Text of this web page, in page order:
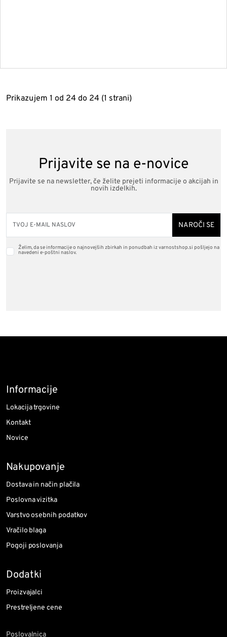
Prikazujem 1 od 24 do 24 (1 strani)
Prijavite se na e-novice
Prijavite se na newsletter, če želite prejeti informacije o akcijah in
novih izdelkih.
NAROČI SE
Želim, da se informacije o najnovejših zbirkah in ponudbah iz varnostshop.si pošljejo na
navedeni e-poštni naslov.
Informacije
Lokacija trgovine
Kontakt
Novice
Nakupovanje
Dostava in način plačila
Poslovna vizitka
Varstvo osebnih podatkov
Vračilo blaga
Pogoji poslovanja
Dodatki
Proizvajalci
Prestreljene cene
Poslovalnica